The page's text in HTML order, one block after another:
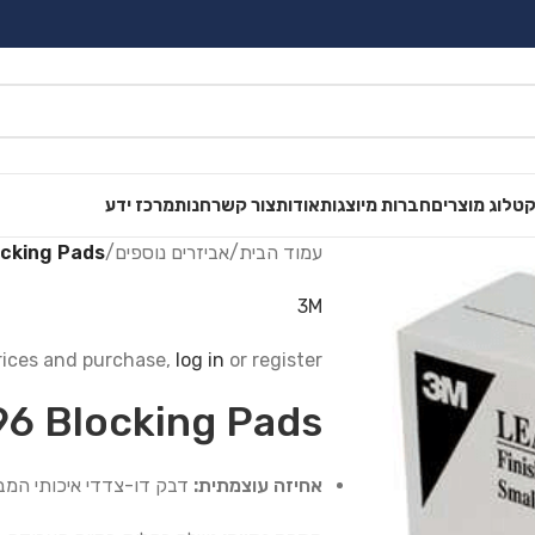
קטלוג מוצריםחברות מיוצגותאודותצור קשרחנותמרכז ידע
עמוד הבית/אביזרים נוספים/
Pads
3M
and purchase, log in or register.
Blocking Pads
אחיזה עוצמתית: דבק דו-צדדי איכותי